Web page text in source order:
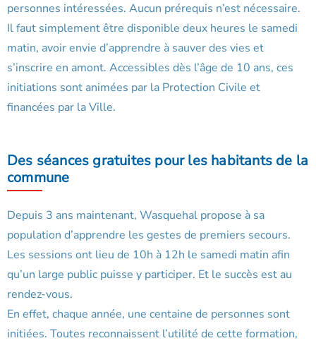
personnes intéressées. Aucun prérequis n’est nécessaire.
Il faut simplement être disponible deux heures le samedi
matin, avoir envie d’apprendre à sauver des vies et
s’inscrire en amont. Accessibles dès l’âge de 10 ans, ces
initiations sont animées par la Protection Civile et
financées par la Ville.
Des séances gratuites pour les habitants de la
commune
Depuis 3 ans maintenant, Wasquehal propose à sa
population d’apprendre les gestes de premiers secours.
Les sessions ont lieu de 10h à 12h le samedi matin afin
qu’un large public puisse y participer. Et le succès est au
rendez-vous.
En effet, chaque année, une centaine de personnes sont
initiées. Toutes reconnaissent l’utilité de cette formation,